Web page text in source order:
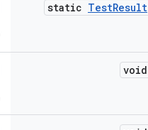
static TestResult
void